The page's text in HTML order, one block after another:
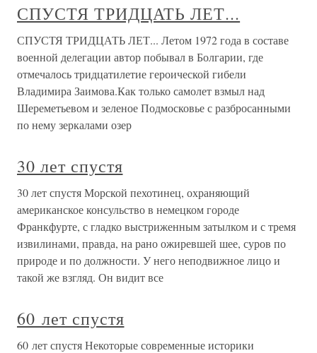
СПУСТЯ ТРИДЦАТЬ ЛЕТ...
СПУСТЯ ТРИДЦАТЬ ЛЕТ... Летом 1972 года в составе
военной делегации автор побывал в Болгарии, где
отмечалось тридцатилетие героической гибели
Владимира Заимова.Как только самолет взмыл над
Шереметьевом и зеленое Подмосковье с разбросанными
по нему зеркалами озер
30 лет спустя
30 лет спустя Морской пехотинец, охраняющий
американское консульство в немецком городе
Франкфурте, с гладко выстриженным затылком и с тремя
извилинами, правда, на рано ожиревшей шее, суров по
природе и по должности. У него неподвижное лицо и
такой же взгляд. Он видит все
60 лет спустя
60 лет спустя Некоторые современные историки